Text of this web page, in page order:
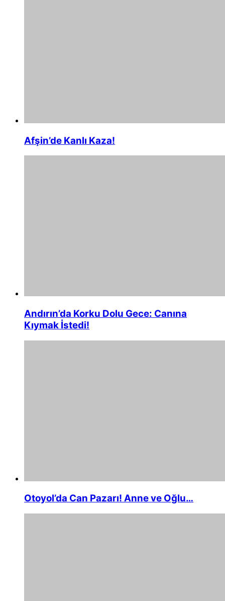
Afşin’de Kanlı Kaza!
Andırın’da Korku Dolu Gece: Canına
Kıymak İstedi!
Otoyol’da Can Pazarı! Anne ve Oğlu…